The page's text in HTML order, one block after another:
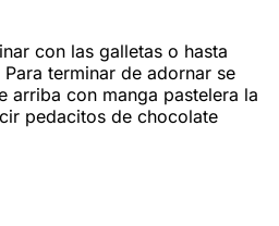
con las galletas o hasta
terminar de adornar se
arriba con manga pastelera la
pedacitos de chocolate